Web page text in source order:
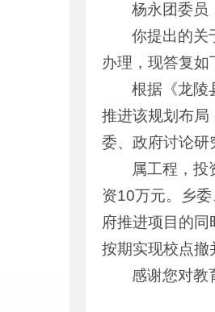
杨永团委员
你提出的关
办理，现答复如
根据《龙陵
推进该规划布局
委、政府讨论
属工程，
资10万元。乡
府推进项目的
按期实现校点撤
感谢您对教